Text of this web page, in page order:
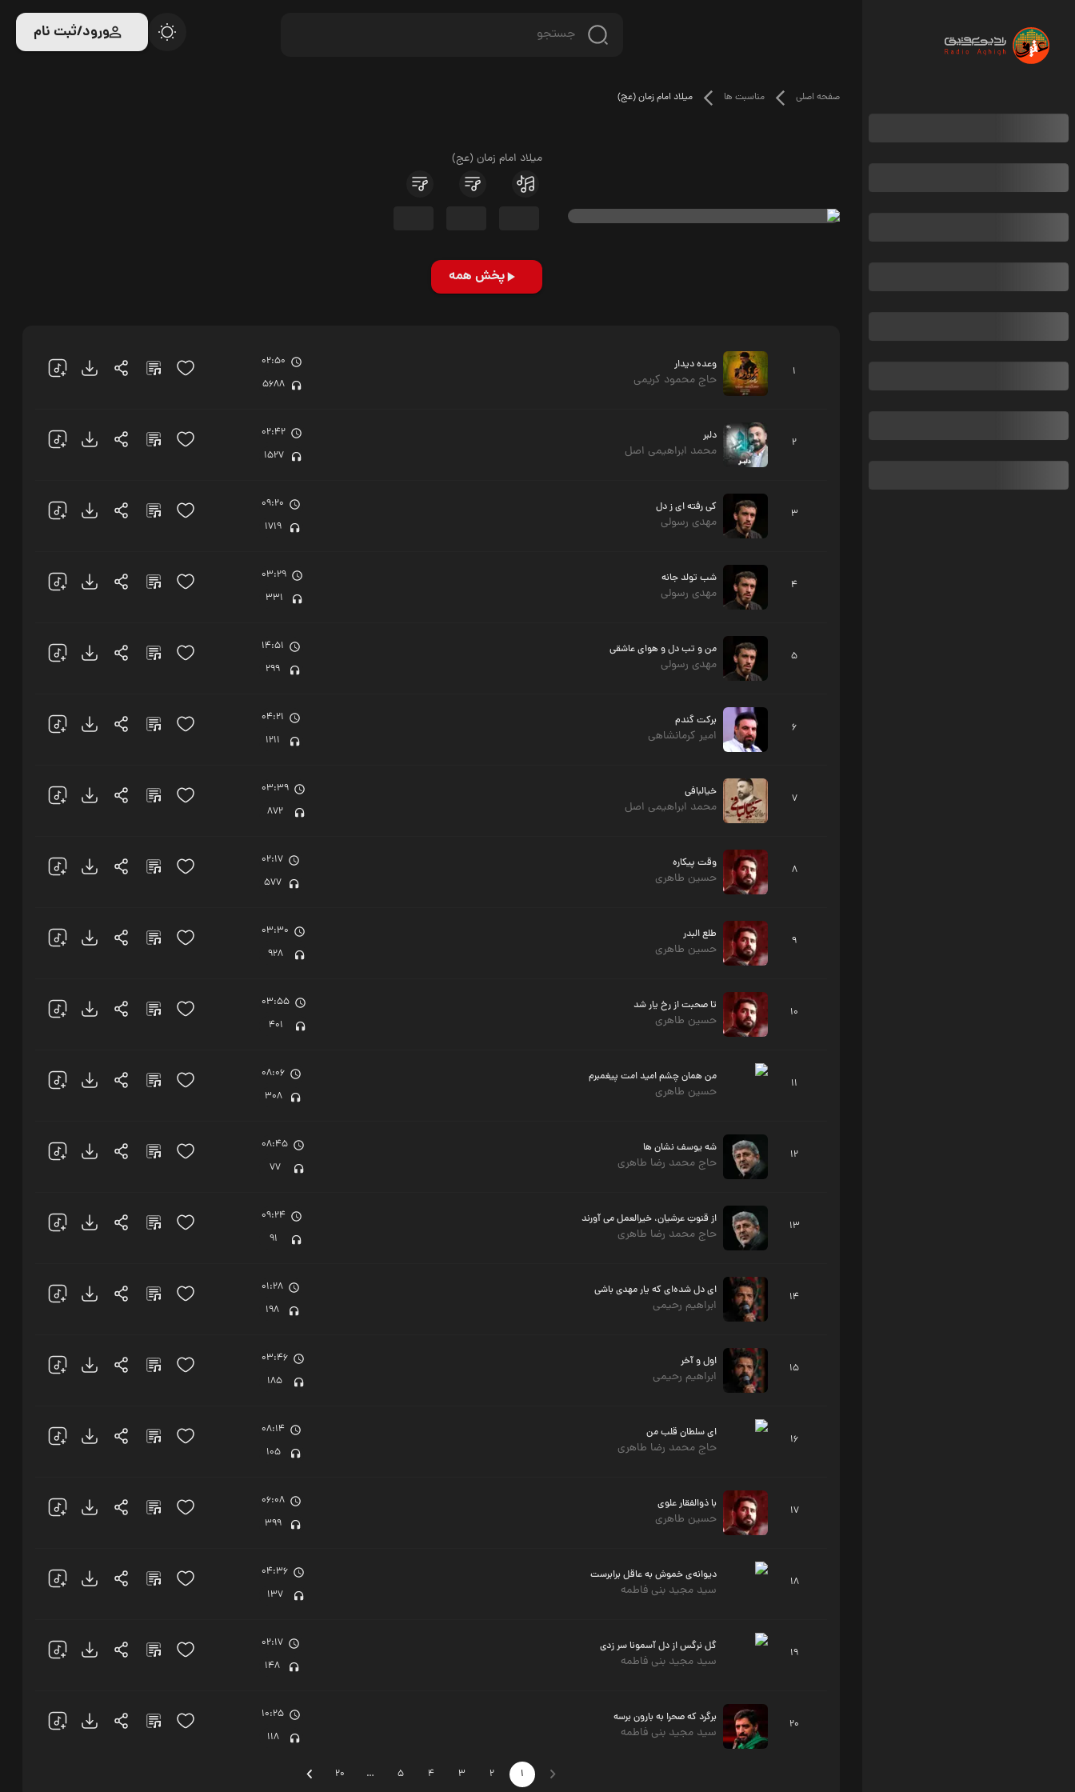
ورود/ثبت نام
صفحه اصلی مناسبت ها میلاد امام زمان (عج)
میلاد امام زمان (عج)
پخش همه
1 وعده دیدار
حاج محمود کریمی
02:50
5688
2 دلبر
محمد ابراهیمی اصل
02:42
1527
3 کی رفته ای ز دل
مهدی رسولی
09:20
1719
4 شب تولد جانه
مهدی رسولی
03:29
331
5 من و تب دل و هوای عاشقی
مهدی رسولی
14:51
299
6 برکت گندم
امیر کرمانشاهی
04:21
1211
7 خیالبافی
محمد ابراهیمی اصل
03:39
872
8 وقت پیکاره
حسین طاهری
02:17
577
9 طلع البدر
حسین طاهری
03:30
928
10 تا صحبت از رخ یار شد
حسین طاهری
03:55
401
11 من همان چشم امید امت پیغمبرم
حسین طاهری
08:06
308
12 شه یوسف نشان ها
حاج محمد رضا طاهری
08:45
77
13 از قنوتِ عرشیان، خیرالعمل می آورند
حاج محمد رضا طاهری
09:24
91
14 ای دل شده‌ای که یار مهدی باشی
ابراهیم رحیمی
01:28
198
15 اول و آخر
ابراهیم رحیمی
03:46
185
16 ای سلطان قلب من
حاج محمد رضا طاهری
08:14
105
17 با ذوالفقار علوی
حسین طاهری
06:08
399
18 دیوانه‌ی خموش به عاقل برابرست
سید مجید بنی فاطمه
04:36
137
19 گل نرگس از دل آسمونا سر زدی
سید مجید بنی فاطمه
02:17
148
20 برگرد که صحرا به بارون برسه
سید مجید بنی فاطمه
10:25
118
1
2
3
4
5
…
20